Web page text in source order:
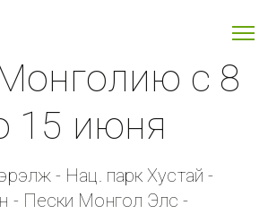
с 8
15 июня
- Нац. парк Хустай -
- Пески Монгол Элс -